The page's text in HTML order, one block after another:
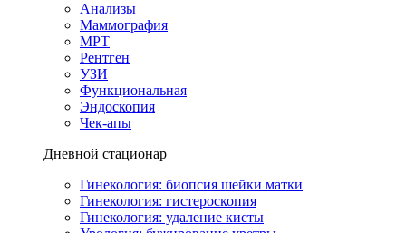
Анализы
Маммография
МРТ
Рентген
УЗИ
Функциональная
Эндоскопия
Чек-апы
Дневной стационар
Гинекология: биопсия шейки матки
Гинекология: гистероскопия
Гинекология: удаление кисты